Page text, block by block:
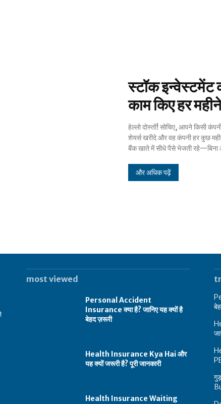
स्टॉक इन्वेस्टमेंट
काम किए हर
हेल्लो दोस्तों! सोचिए, आपने किसी
शेयर्स खरीदे और वह कंपनी हर कुछ
बैंक खाते में सीधे पैसे भेजती
शेयर्स को बेचे! सुनने में किसी सपने जैसा
और अधिक पढ़ें
most viewed
Personal Accident
Insurance क्या है? जानिए यह क्यों है
बेहद ज़रूरी
Health Insurance Kya Hai और
यह क्यों जरूरी है? पूरी जानकारी
Health Insurance Waiting